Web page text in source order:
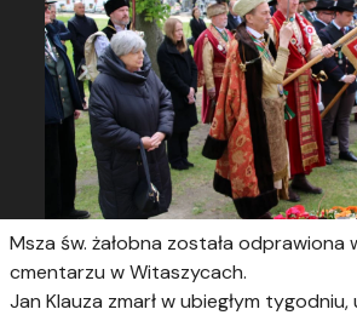
Msza św. żałobna została odprawiona
cmentarzu w Witaszycach.
Jan Klauza zmarł w ubiegłym tygodniu,